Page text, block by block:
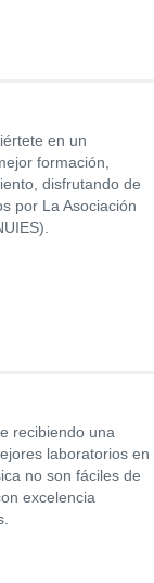
en un
formación,
disfrutando de
por La Asociación
recibiendo una
laboratorios en
no son fáciles de
excelencia